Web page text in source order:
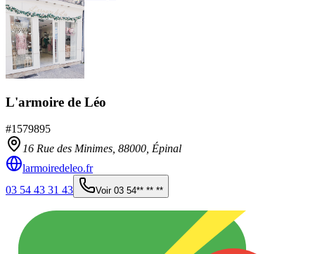
L'armoire de Léo
#1579895
16 Rue des Minimes, 88000 Épinal
larmoiredeleo.fr
03 54 43 31 43
Voir 03 54** ** **